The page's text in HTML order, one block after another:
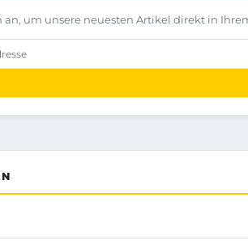
an, um unsere neuesten Artikel direkt in